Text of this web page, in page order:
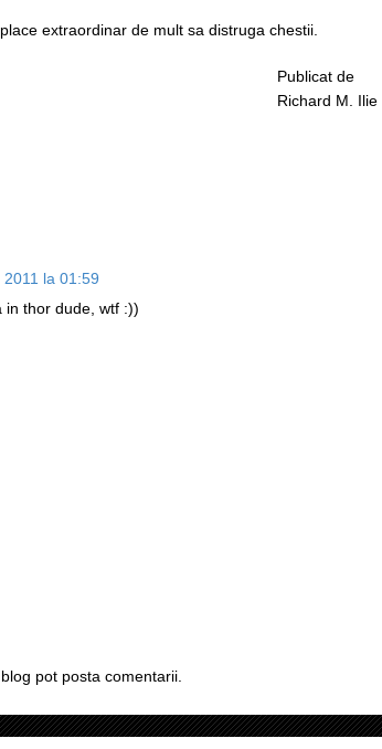
extraordinar de mult sa distruga chestii.
Publicat de
Richard M. Ilie
la 01:59
in thor dude, wtf :))
pot posta comentarii.